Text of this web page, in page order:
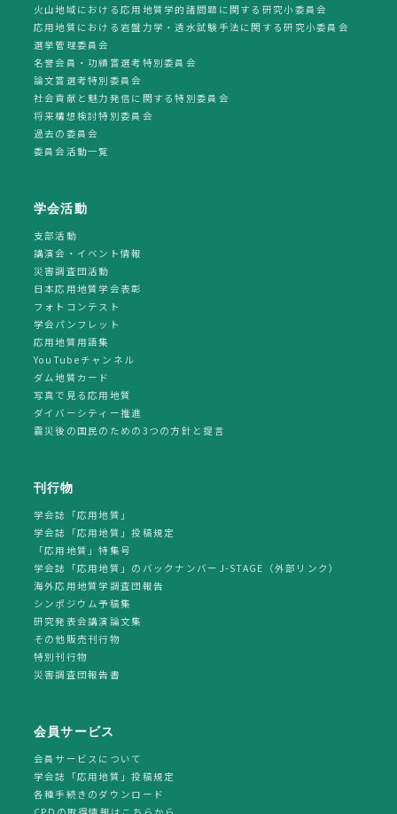
火山地域における応用地質学的諸問題に関する研究小委員会
応用地質における岩盤力学・透水試験手法に関する研究小委員会
選挙管理委員会
名誉会員・功績賞選考特別委員会
論文賞選考特別委員会
社会貢献と魅力発信に関する特別委員会
将来構想検討特別委員会
過去の委員会
委員会活動一覧
学会活動
支部活動
講演会・イベント情報
災害調査団活動
日本応用地質学会表彰
フォトコンテスト
学会パンフレット
応用地質用語集
YouTubeチャンネル
ダム地質カード
写真で見る応用地質
ダイバーシティー推進
震災後の国民のための3つの方針と提言
刊行物
学会誌「応用地質」
学会誌「応用地質」投稿規定
「応用地質」特集号
学会誌「応用地質」のバックナンバーJ-STAGE（外部リンク）
海外応用地質学調査団報告
シンポジウム予稿集
研究発表会講演論文集
その他販売刊行物
特別刊行物
災害調査団報告書
会員サービス
会員サービスについて
学会誌「応用地質」投稿規定
各種手続きのダウンロード